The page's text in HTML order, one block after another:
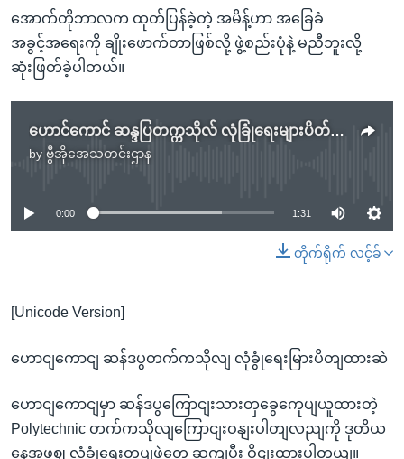
အောက်တိုဘာလက ထုတ်ပြန်ခဲ့တဲ့ အမိန့်ဟာ အခြေခံ
အခွင့်အရေးကို ချိုးဖောက်တာဖြစ်လို့ ဖွဲ့စည်းပုံနဲ့ မညီဘူးလို့
ဆုံးဖြတ်ခဲ့ပါတယ်။
ဟောင်ကောင် ဆန္ဒပြတက္ကသိုလ် လုံခြုံရေးများပိတ်ထားဆဲ
by ဗွီအိုအေသတင်းဌာန
No media source currently available
0:00 1:31
တိုက်ရိုက် လင့်ခ်
[Unicode Version]
ဟောငျကောငျ ဆန်ဒပွတက်ကသိုလျ လုံခွုံရေးမြားပိတျထားဆဲ
ဟောငျကောငျမှာ ဆန်ဒပွကြောငျးသားတှခွေကေုပျယူထားတဲ့
Polytechnic တက်ကသိုလျကြောငျးဝနျးပါတျလညျကို ဒုတိယ
နေ့အဖွဈ လုံခွုံရေးတပျဖှဲ့တှေ ဆကျပွီး ဝိုငျးထားပါတယျ။